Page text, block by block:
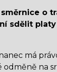
o
sdělit
má
odměně na